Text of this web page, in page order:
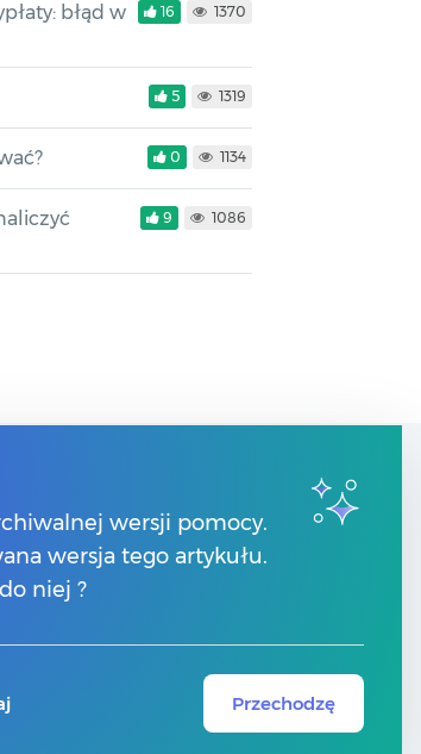
błąd w
16 1370
5 1319
0 1134
9 1086
Partnera Comarch
wersji pomocy.
wersja tego artykułu.
niej ?
Przechodzę